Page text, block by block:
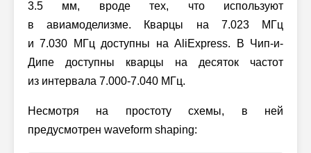
3.5 мм, вроде тех, что используют
в авиамоделизме. Кварцы на 7.023 МГц
и 7.030 МГц доступны на AliExpress. В Чип-и-
Дипе доступны кварцы на десяток частот
из интервала 7.000-7.040 МГц.
Несмотря на простоту схемы, в ней
предусмотрен waveform shaping: